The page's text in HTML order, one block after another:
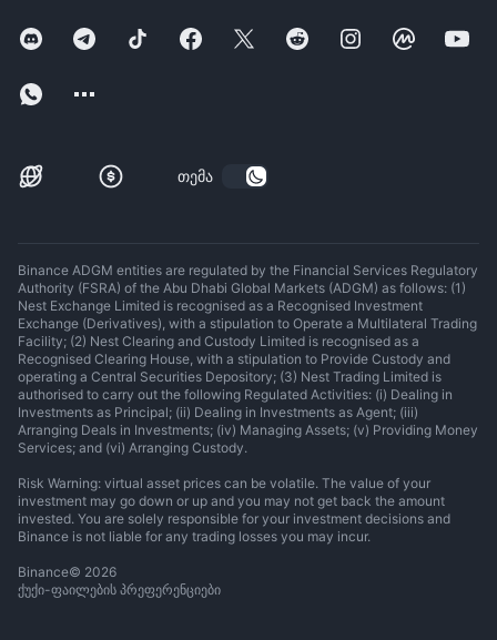
თემა
Binance ADGM entities are regulated by the Financial Services Regulatory
Authority (FSRA) of the Abu Dhabi Global Markets (ADGM) as follows: (1)
Nest Exchange Limited is recognised as a Recognised Investment
Exchange (Derivatives), with a stipulation to Operate a Multilateral Trading
Facility; (2) Nest Clearing and Custody Limited is recognised as a
Recognised Clearing House, with a stipulation to Provide Custody and
operating a Central Securities Depository; (3) Nest Trading Limited is
authorised to carry out the following Regulated Activities: (i) Dealing in
Investments as Principal; (ii) Dealing in Investments as Agent; (iii)
Arranging Deals in Investments; (iv) Managing Assets; (v) Providing Money
Services; and (vi) Arranging Custody.
Risk Warning: virtual asset prices can be volatile. The value of your
investment may go down or up and you may not get back the amount
invested. You are solely responsible for your investment decisions and
Binance is not liable for any trading losses you may incur.
Binance© 2026
ქუქი-ფაილების პრეფერენციები